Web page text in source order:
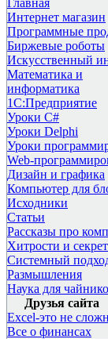
Главная
Интернет магазин
Программные
Биржевые роботы
Искусственный
Математика и
информатика
1С:Предприятие
Уроки C#
Уроки Delphi
Уроки
Web-
Дизайн и графика
Компьютер для
Исходники
Статьи
Рассказы про
Хитрости и
Системный
Размышления
Наука для
Друзья сайта
Excel-это не
Все о финансах